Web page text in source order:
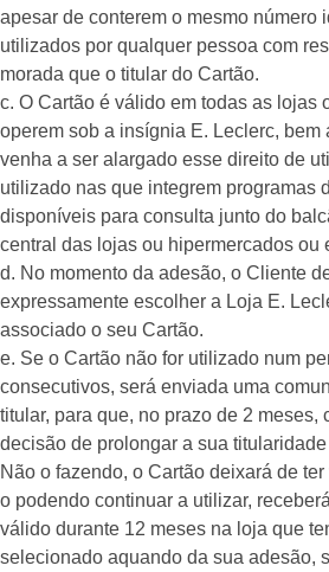
apesar de conterem o mesmo número
utilizados por qualquer pessoa com
morada que o titular do Cartão.
c. O Cartão é válido em todas as lojas
operem sob a insígnia E. Leclerc, bem
venha a ser alargado esse direito de
utilizado nas que integrem programas
disponíveis para consulta junto do
central das lojas ou hipermercados ou
d. No momento da adesão, o Cliente
expressamente escolher a Loja E.
associado o seu Cartão.
e. Se o Cartão não for utilizado num
consecutivos, será enviada uma
titular, para que, no prazo de 2 meses,
decisão de prolongar a sua
Não o fazendo, o Cartão deixará de
o podendo continuar a utilizar,
válido durante 12 meses na loja que
selecionado aquando da sua adesão,